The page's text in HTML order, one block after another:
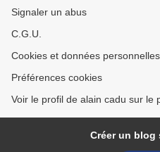
Signaler un abus
C.G.U.
Cookies et données personnelles
Préférences cookies
Voir le profil de alain cadu sur le
Créer un blog